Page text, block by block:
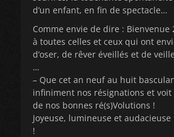
d’un enfant, en fin de spectacle…
Comme envie de dire : Bienvenue
à toutes celles et ceux qui ont
d’oser, de rêver éveillés et de
…
– Que cet an neuf au huit
infiniment nos résignations et
de nos bonnes ré(s)Volutions !
Joyeuse, lumineuse et
!